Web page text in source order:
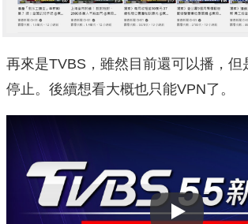
再來是TVBS，雖然目前還可以播，但
停止。後續想看大概也只能VPN了。
Play